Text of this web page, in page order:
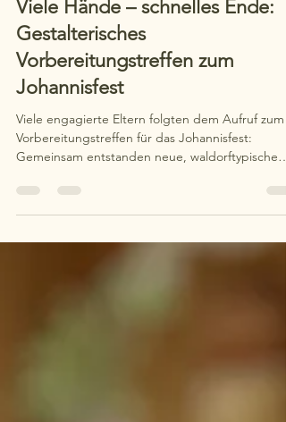
Viele Hände – schnelles Ende:
Gestalterisches
Vorbereitungstreffen zum
Johannisfest
Viele engagierte Eltern folgten dem Aufruf zum
Vorbereitungstreffen für das Johannisfest:
Schilder mit hohem Wiedererkennungswert
ein eigenes Elternschaftsschild für den Umzug.
gestaltet – ein rundum gelungener Abend voller